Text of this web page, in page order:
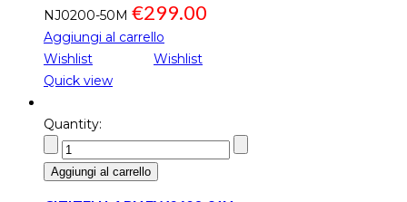
NJ0200-50M €299.00
Aggiungi al carrello
Wishlist
Wishlist
Quick view
Quantity:
Aggiungi al carrello